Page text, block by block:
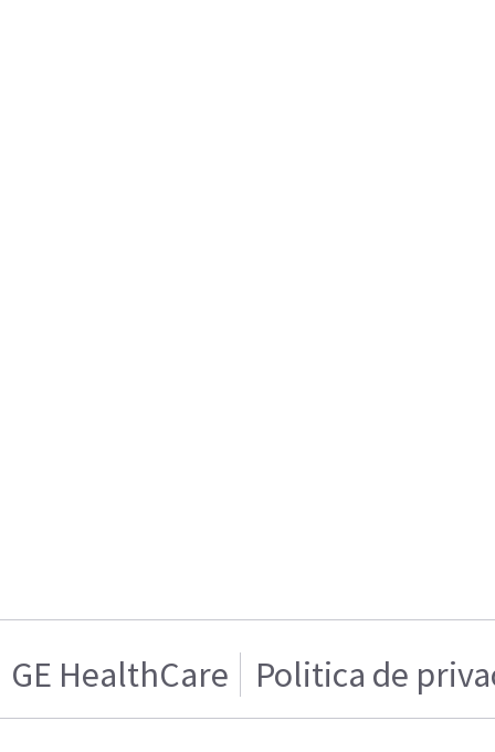
GE HealthCare Politica de